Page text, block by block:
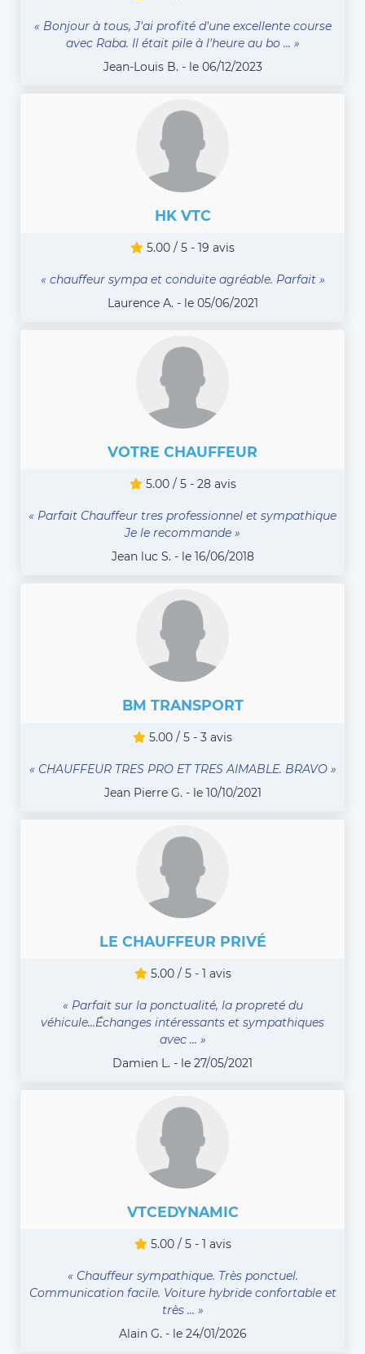
« Bonjour à tous, J'ai profité d'une excellente course
avec Raba. Il était pile à l'heure au bo ... »
Jean-Louis B. - le 06/12/2023
HK VTC
5.00 / 5 - 19 avis
« chauffeur sympa et conduite agréable. Parfait »
Laurence A. - le 05/06/2021
VOTRE CHAUFFEUR
5.00 / 5 - 28 avis
« Parfait Chauffeur tres professionnel et sympathique
Je le recommande »
Jean luc S. - le 16/06/2018
BM TRANSPORT
5.00 / 5 - 3 avis
« CHAUFFEUR TRES PRO ET TRES AIMABLE. BRAVO »
Jean Pierre G. - le 10/10/2021
LE CHAUFFEUR PRIVÉ
5.00 / 5 - 1 avis
« Parfait sur la ponctualité, la propreté du
véhicule...Échanges intéressants et sympathiques
avec ... »
Damien L. - le 27/05/2021
VTCEDYNAMIC
5.00 / 5 - 1 avis
« Chauffeur sympathique. Très ponctuel.
Communication facile. Voiture hybride confortable et
très ... »
Alain G. - le 24/01/2026